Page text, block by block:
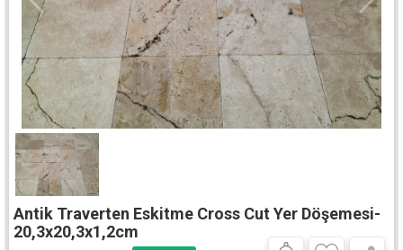
Antik Traverten Eskitme Cross Cut Yer Döşemesi-
20,3x20,3x1,2cm